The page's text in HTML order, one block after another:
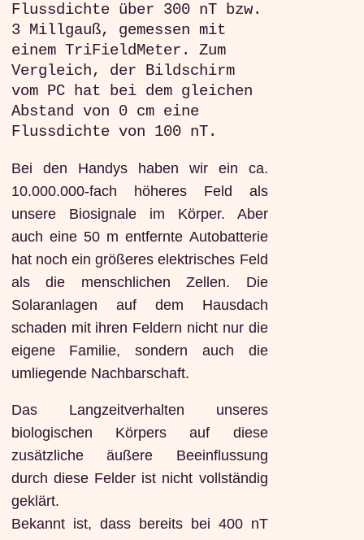
Flussdichte über 300 nT bzw.
3 Millgauß, gemessen mit
einem TriFieldMeter. Zum
Vergleich, der Bildschirm
vom PC hat bei dem gleichen
Abstand von 0 cm eine
Flussdichte von 100 nT.
Bei den Handys haben wir ein ca.
10.000.000-fach höheres Feld als
unsere Biosignale im Körper. Aber
auch eine 50 m entfernte Autobatterie
hat noch ein größeres elektrisches Feld
als die menschlichen Zellen. Die
Solaranlagen auf dem Hausdach
schaden mit ihren Feldern nicht nur die
eigene Familie, sondern auch die
umliegende Nachbarschaft.
Das Langzeitverhalten unseres
biologischen Körpers auf diese
zusätzliche äußere Beeinflussung
durch diese Felder ist nicht vollständig
geklärt.
Bekannt ist, dass bereits bei 400 nT